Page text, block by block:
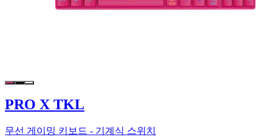
PRO X TKL
무선 게이밍 키보드 - 기계식 스위치